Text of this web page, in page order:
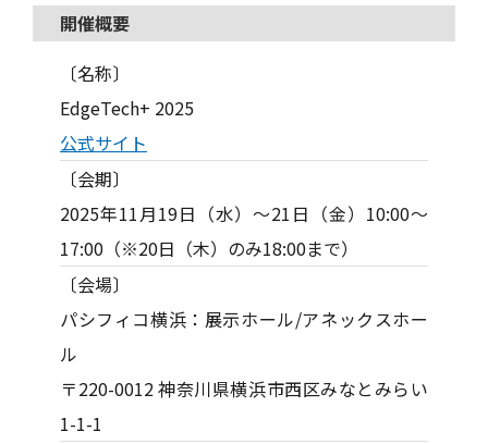
開催概要
〔名称〕
EdgeTech+ 2025
公式サイト
〔会期〕
2025年11月19日（水）～21日（金）10:00～
17:00（※20日（木）のみ18:00まで）
〔会場〕
パシフィコ横浜：展示ホール/アネックスホー
ル
〒220-0012 神奈川県横浜市西区みなとみらい
1-1-1